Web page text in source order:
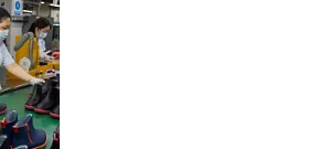
локальных
Lamoda решил обновить
продукции локальных